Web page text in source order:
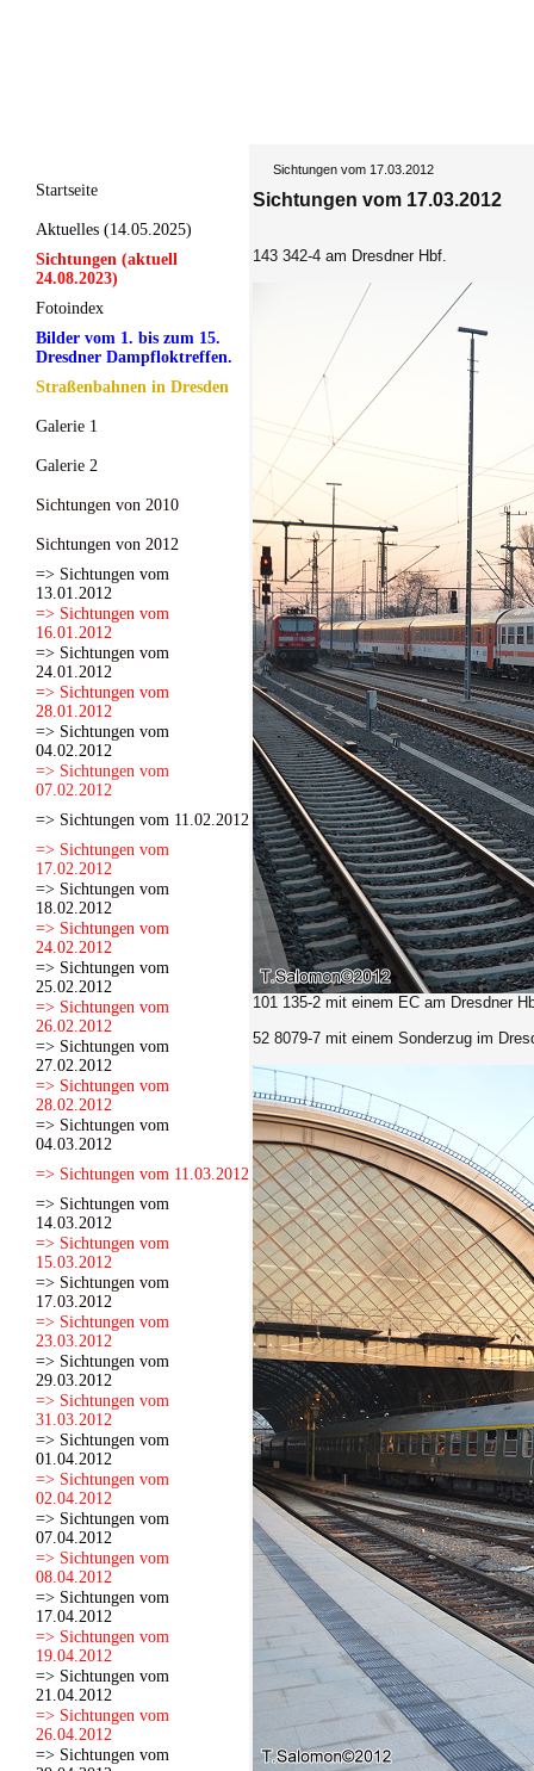
Startseite
Aktuelles (14.05.2025)
Sichtungen (aktuell
24.08.2023)
Fotoindex
Bilder vom 1. bis zum 15.
Dresdner Dampfloktreffen.
Straßenbahnen in Dresden
Galerie 1
Galerie 2
Sichtungen von 2010
Sichtungen von 2012
=> Sichtungen vom
13.01.2012
=> Sichtungen vom
16.01.2012
=> Sichtungen vom
24.01.2012
=> Sichtungen vom
28.01.2012
=> Sichtungen vom
04.02.2012
=> Sichtungen vom
07.02.2012
=> Sichtungen vom 11.02.2012
=> Sichtungen vom
17.02.2012
=> Sichtungen vom
18.02.2012
=> Sichtungen vom
24.02.2012
=> Sichtungen vom
25.02.2012
=> Sichtungen vom
26.02.2012
=> Sichtungen vom
27.02.2012
=> Sichtungen vom
28.02.2012
=> Sichtungen vom
04.03.2012
=> Sichtungen vom 11.03.2012
=> Sichtungen vom
14.03.2012
=> Sichtungen vom
15.03.2012
=> Sichtungen vom
17.03.2012
=> Sichtungen vom
23.03.2012
=> Sichtungen vom
29.03.2012
=> Sichtungen vom
31.03.2012
=> Sichtungen vom
01.04.2012
=> Sichtungen vom
02.04.2012
=> Sichtungen vom
07.04.2012
=> Sichtungen vom
08.04.2012
=> Sichtungen vom
17.04.2012
=> Sichtungen vom
19.04.2012
=> Sichtungen vom
21.04.2012
=> Sichtungen vom
26.04.2012
=> Sichtungen vom
Sichtungen vom 17.03.2012
Sichtungen vom 17.03.2012
143 342-4 am Dresdner Hbf.
101 135-2 mit einem EC am Dresdner
52 8079-7 mit einem Sonderzug im